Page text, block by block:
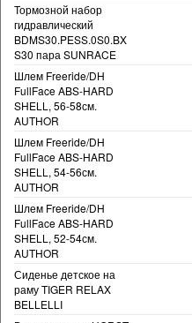
Тормозной набор
гидравлический
BDMS30.PESS.0S0.BX
S30 пара SUNRACE
Шлем Freeride/DH
FullFace ABS-HARD
SHELL, 56-58см.
AUTHOR
Шлем Freeride/DH
FullFace ABS-HARD
SHELL, 54-56см.
AUTHOR
Шлем Freeride/DH
FullFace ABS-HARD
SHELL, 52-54см.
AUTHOR
Сиденье детское на
раму TIGER RELAX
BELLELLI